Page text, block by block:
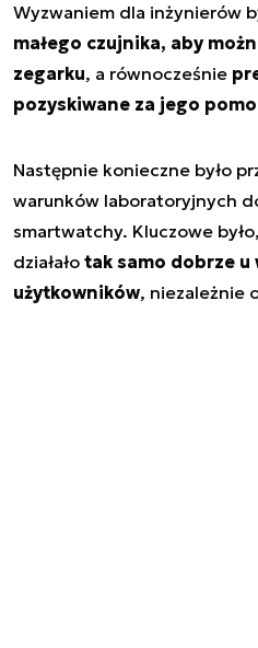
Wyzwaniem dla inżynierów
małego czujnika, aby
zegarku, a równocześnie
pozyskiwane za jego
Następnie konieczne było
warunków laboratoryjnych
smartwatchy. Kluczowe
działało tak samo dobrze u
użytkowników, niezależnie